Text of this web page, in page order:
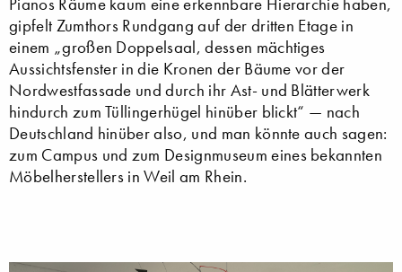
gipfelt Zumthors Rundgang auf der dritten Etage in
einem „großen Doppelsaal, dessen mächtiges
Aussichtsfenster in die Kronen der Bäume vor der
Nordwestfassade und durch ihr Ast- und Blätterwerk
hindurch zum Tüllingerhügel hinüber blickt“ — nach
Deutschland hinüber also, und man könnte auch sagen:
zum Campus und zum Designmuseum eines bekannten
Möbelherstellers in Weil am Rhein.